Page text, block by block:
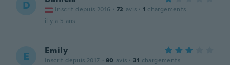
D Inscrit depuis 2016 · 72 avis · 1 chargements
il y a 5 ans
E Emily
Inscrit depuis 2017 · 90 avis · 31 chargements